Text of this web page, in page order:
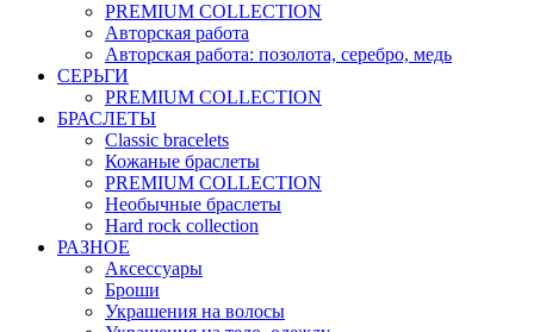
PREMIUM COLLECTION
Авторская работа
Авторская работа: позолота, серебро, медь
СЕРЬГИ
PREMIUM COLLECTION
БРАСЛЕТЫ
Classic bracelets
Кожаные браслеты
PREMIUM COLLECTION
Необычные браслеты
Hard rock collection
РАЗНОЕ
Аксессуары
Броши
Украшения на волосы